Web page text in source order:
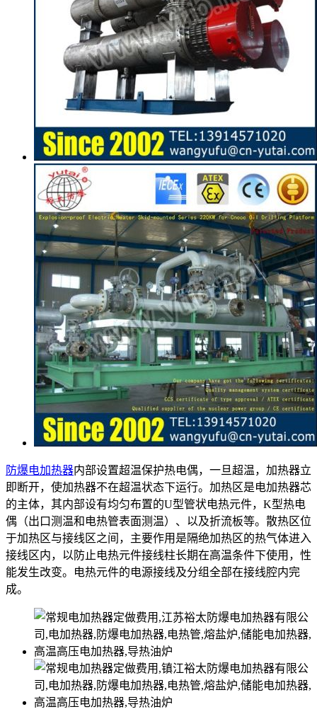
防爆电加热器内部设置超温保护热电偶，一旦超温，加热器立
即断开，使加热器不在超温状态下运行。加热区是电加热器芯
的主体，其内部设有均匀布置的U型管状电热元件，K型热电
偶（出口测温和电热管表面测温）、以及折流板等。散热区位
于加热区与接线区之间，主要作用是隔绝加热区的热气体进入
接线区内，以防止电热元件接线柱长期在高温条件下使用，性
能发生改变。电热元件的电源接线及分组全部在接线腔内完
成。